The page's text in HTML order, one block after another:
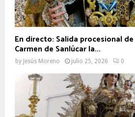
En directo: Salida procesional
Carmen de Sanlúcar la...
by Jesús Moreno julio 25, 2026 0